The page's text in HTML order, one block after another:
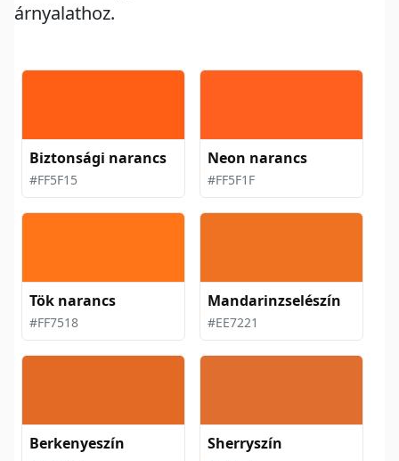
árnyalathoz.
Biztonsági narancs
#FF5F15
Neon narancs
#FF5F1F
Tök narancs
#FF7518
Mandarinzselészín
#EE7221
Berkenyeszín Sherryszín